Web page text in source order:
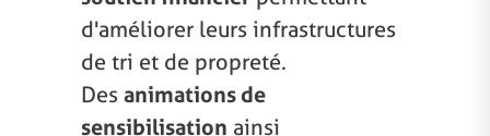
d'améliorer leurs infrastructures
de tri et de propreté.
Des animations de
sensibilisation ainsi